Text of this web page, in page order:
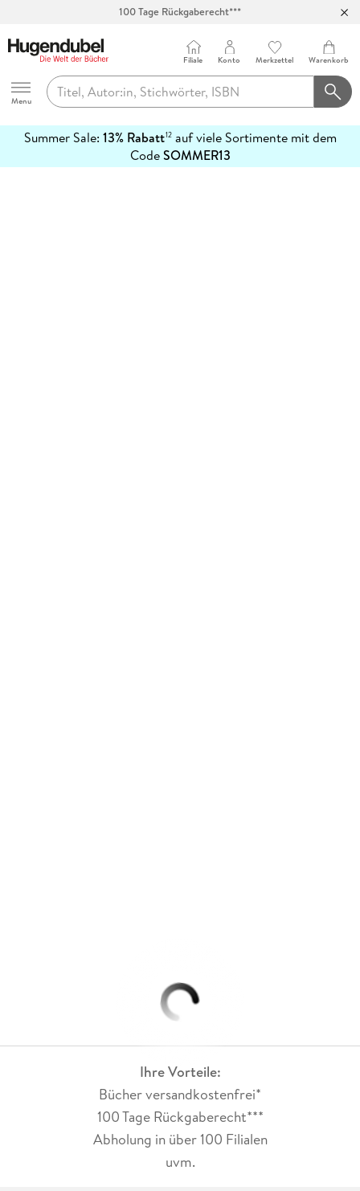
100 Tage Rückgaberecht***
Hugendubel
Menu
Filiale Konto Merkzettel Warenkorb
Summer Sale: 13% Rabatt12auf viele Sortimente mit dem
CodeSOMMER13
erfahren
Ihre Vorteile:
Bücher versandkostenfrei*
100 Tage Rückgaberecht***
Abholung in über 100 Filialen
uvm.